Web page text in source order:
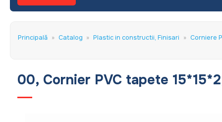
Principală » Catalog » Plastic in constructii, Finisari » Corniere
00, Cornier PVC tapete